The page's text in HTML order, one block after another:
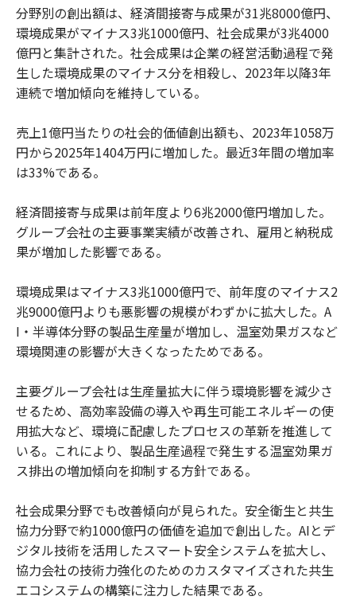
分野別の創出額は、経済間接寄与成果が31兆8000億円、
環境成果がマイナス3兆1000億円、社会成果が3兆4000
億円と集計された。社会成果は企業の経営活動過程で発
生した環境成果のマイナス分を相殺し、2023年以降3年
連続で増加傾向を維持している。
売上1億円当たりの社会的価値創出額も、2023年1058万
円から2025年1404万円に増加した。最近3年間の増加率
は33%である。
経済間接寄与成果は前年度より6兆2000億円増加した。
グループ会社の主要事業実績が改善され、雇用と納税成
果が増加した影響である。
環境成果はマイナス3兆1000億円で、前年度のマイナス2
兆9000億円よりも悪影響の規模がわずかに拡大した。A
I・半導体分野の製品生産量が増加し、温室効果ガスなど
環境関連の影響が大きくなったためである。
主要グループ会社は生産量拡大に伴う環境影響を減少さ
せるため、高効率設備の導入や再生可能エネルギーの使
用拡大など、環境に配慮したプロセスの革新を推進して
いる。これにより、製品生産過程で発生する温室効果ガ
ス排出の増加傾向を抑制する方針である。
社会成果分野でも改善傾向が見られた。安全衛生と共生
協力分野で約1000億円の価値を追加で創出した。AIとデ
ジタル技術を活用したスマート安全システムを拡大し、
協力会社の技術力強化のためのカスタマイズされた共生
エコシステムの構築に注力した結果である。